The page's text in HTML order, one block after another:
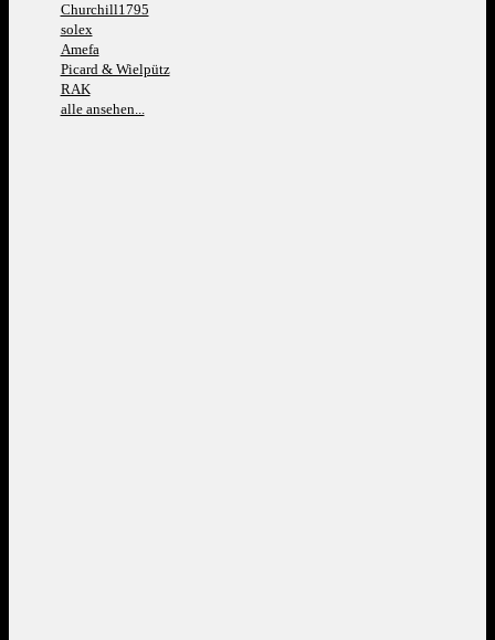
Churchill1795
solex
Amefa
Picard & Wielpütz
RAK
alle ansehen...